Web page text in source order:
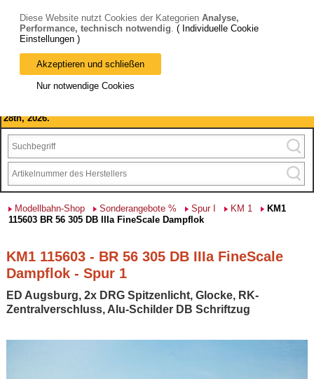
Bitte beachten Sie: wir machen Betriebsferien, vom 03. bis 28.
August 2026 haben wir geschlossen.
28th, 2026.
Modellbahn-Shop Sonderangebote % Spur I KM 1
KM1
115603 BR 56 305 DB IIIa FineScale Dampflok
KM1 115603 - BR 56 305 DB IIIa FineScale
Dampflok - Spur 1
ED Augsburg, 2x DRG Spitzenlicht, Glocke, RK-
Zentralverschluss, Alu-Schilder DB Schriftzug
Diese Website nutzt Cookies der Kategorien Analyse,
Performance, technisch notwendig. ( Individuelle Cookie
Einstellungen )
Akzeptieren und schließen
Nur notwendige Cookies